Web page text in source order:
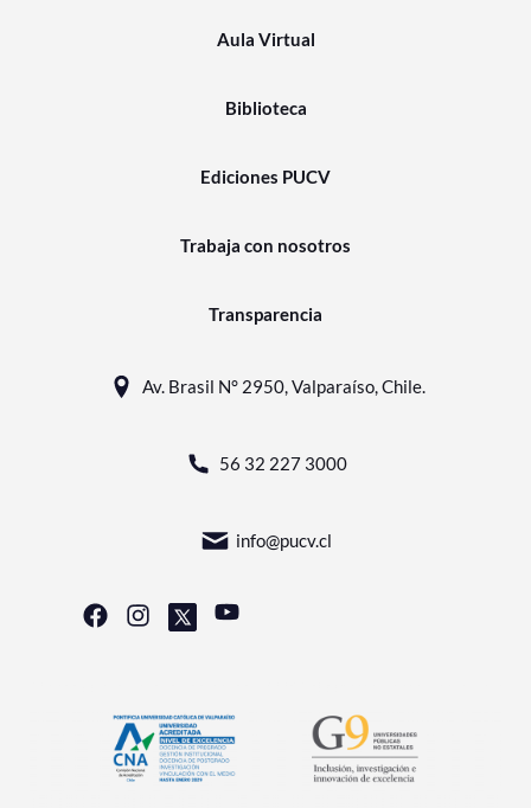
Aula Virtual
Biblioteca
Ediciones PUCV
Trabaja con nosotros
Transparencia
Av. Brasil N° 2950, Valparaíso, Chile.
56 32 227 3000
info@pucv.cl